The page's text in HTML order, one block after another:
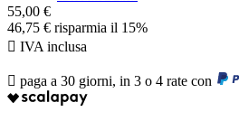
55,00 €
46,75 € risparmia il 15%
 IVA inclusa
 paga a 30 giorni, in 3 o 4 rate con